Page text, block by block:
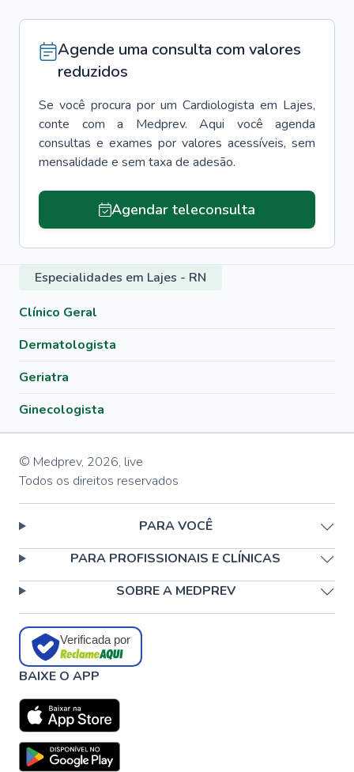
Agende uma consulta com valores
reduzidos
Se você procura por um Cardiologista em Lajes,
conte com a Medprev. Aqui você agenda
consultas e exames por valores acessíveis, sem
mensalidade e sem taxa de adesão.
Agendar teleconsulta
Especialidades em Lajes - RN
Clínico Geral
Dermatologista
Geriatra
Ginecologista
© Medprev, 2026, live
Todos os direitos reservados
PARA VOCÊ
PARA PROFISSIONAIS E CLÍNICAS
SOBRE A MEDPREV
Verificada por
BAIXE O APP